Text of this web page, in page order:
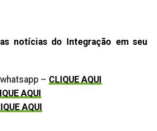
notícias do Integração em seu
– CLIQUE AQUI
AQUI
AQUI